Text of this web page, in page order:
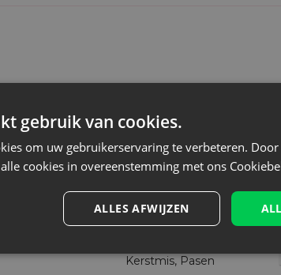
geuren, biovoeding en andere
Nee
13 cm
Kerstmis, Pasen
gebruik van cookies.
om uw gebruikerservaring te verbeteren.
cookies in overeenstemming met ons
ALLES AFWIJZEN